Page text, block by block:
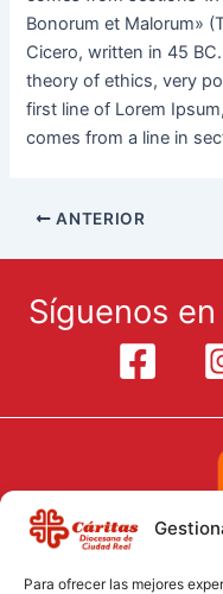
Para ofrecer las mejores
Bonorum et Malorum»
Cicero, written in 45
theory of ethics, very
first line of Lorem
comes from a line in
ANTERIOR
Síguenos